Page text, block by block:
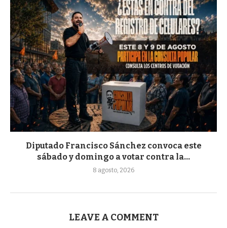
Diputado Francisco Sánchez convoca este
sábado y domingo a votar contra la...
8 agosto, 2026
LEAVE A COMMENT